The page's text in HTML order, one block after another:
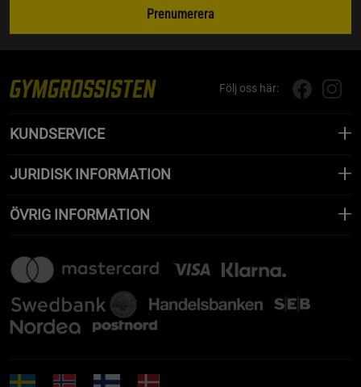
Prenumerera
Följ oss här:
KUNDSERVICE
JURIDISK INFORMATION
ÖVRIG INFORMATION